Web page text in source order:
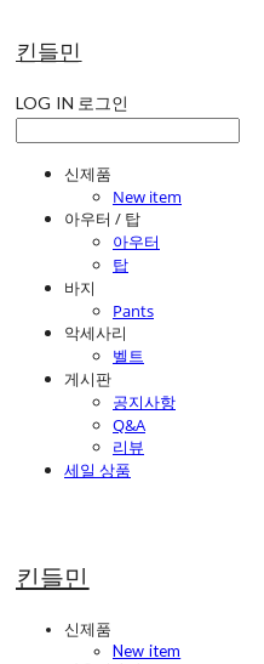
킨들민
LOG IN 로그인
신제품
New item
아우터 / 탑
아우터
탑
바지
Pants
악세사리
벨트
게시판
공지사항
Q&A
리뷰
세일 상품
킨들민
신제품
New item